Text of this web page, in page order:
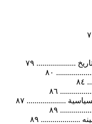
٧٩
٨٠
٨٦
.................... ٨٧
٨٩
٨٩